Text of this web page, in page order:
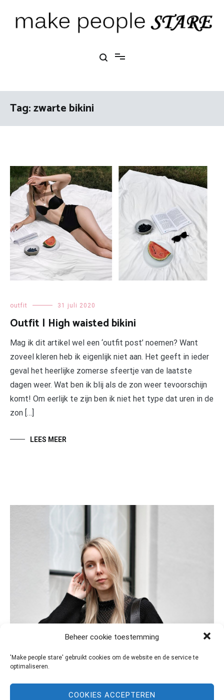
Beheer cookie toestemming
'Make people stare' gebruikt cookies om de website en de service te
optimaliseren.
COOKIES ACCEPTEREN
Tag:zwarte bikini
outfit 31 juli 2020
Outfit | High waisted bikini
Mag ik dit artikel wel een ‘outfit post’ noemen? Want
zoveel kleren heb ik eigenlijk niet aan. Het geeft in ieder
geval het heerlijke zomerse sfeertje van de laatste
dagen weer. Wat ben ik blij als de zon weer tevoorschijn
komt! Om eerlijk te zijn ben ik niet het type dat uren in de
zon […]
LEES MEER